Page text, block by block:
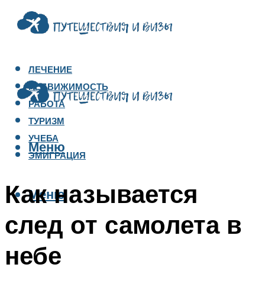
ЛЕЧЕНИЕ
НЕДВИЖИМОСТЬ
РАБОТА
ТУРИЗМ
УЧЕБА
ЭМИГРАЦИЯ
Меню
Меню
Как называется
след от самолета в
небе